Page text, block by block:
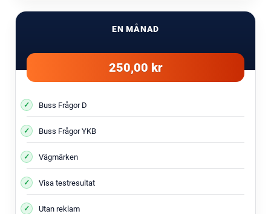
EN MÅNAD
250,00 kr
Buss Frågor D
Buss Frågor YKB
Vägmärken
Visa testresultat
Utan reklam